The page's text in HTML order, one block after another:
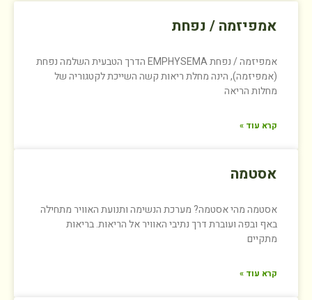
אמפיזמה / נפחת
אמפיזמה / נפחת EMPHYSEMA הדרך הטבעית השלמה נפחת
(אמפיזמה), הינה מחלת ריאות קשה השייכת לקטגוריה של
מחלות הריאה
קרא עוד »
אסטמה
אסטמה מהי אסטמה? מערכת הנשימה ותנועת האוויר מתחילה
באף ובפה ועוברת דרך נתיבי האוויר אל הריאות. בריאות
מתקיים
קרא עוד »